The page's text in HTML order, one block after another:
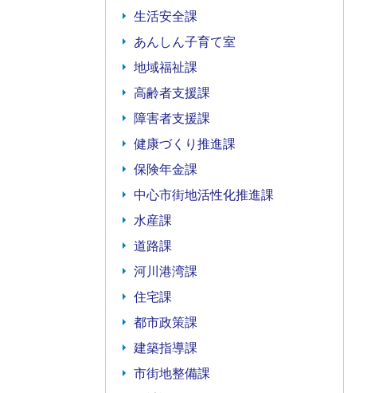
生活安全課
あんしん子育て室
地域福祉課
高齢者支援課
障害者支援課
健康づくり推進課
保険年金課
中心市街地活性化推進課
水産課
道路課
河川港湾課
住宅課
都市政策課
建築指導課
市街地整備課